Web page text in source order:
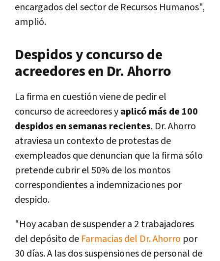
encargados del sector de Recursos Humanos",
amplió.
Despidos y concurso de
acreedores en Dr. Ahorro
La firma en cuestión viene de pedir el
concurso de acreedores yaplicó más de 100
despidos en semanas recientes. Dr. Ahorro
atraviesa un contexto de protestas de
exempleados que denuncian que la firma sólo
pretende cubrir el 50% de los montos
correspondientes a indemnizaciones por
despido.
"Hoy acaban de suspender a 2 trabajadores
del depósito de Farmacias del Dr. Ahorro por
30 días. A las dos suspensiones de personal de